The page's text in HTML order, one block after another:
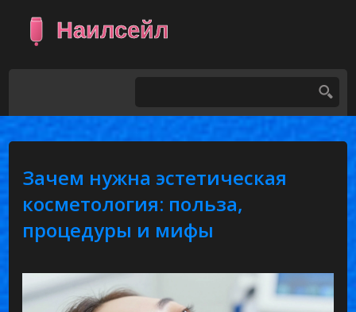
Зачем нужна эстетическая
косметология: польза,
процедуры и мифы